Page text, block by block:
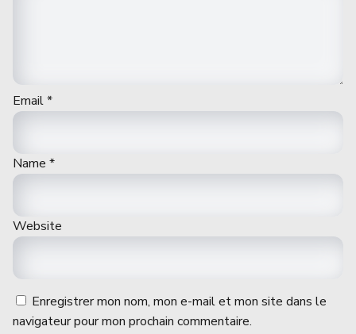
Email*
Name *
Website
Enregistrer mon nom, mon e-mail et mon site dans le
navigateur pour mon prochain commentaire.